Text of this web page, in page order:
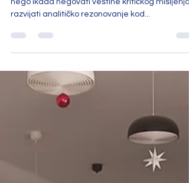
U današnjem svetu koji se brzo razvija, važnije
nego ikada negovati veštine kritičkog mišljenja i